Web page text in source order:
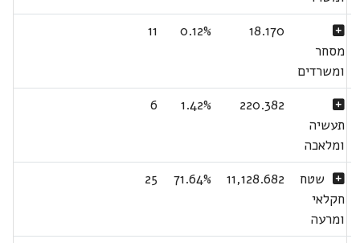
מסחר
ומשרדים
18.170
0.12%
11
תעשיה
ומלאכה
220.382
1.42%
6
שטח
חקלאי
ומרעה
11,128.682
71.64%
25